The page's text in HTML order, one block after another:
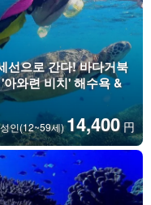
선으로 간다! 바다거북
와련 비치' 해수욕 &
성인(12~59세)14,400 円